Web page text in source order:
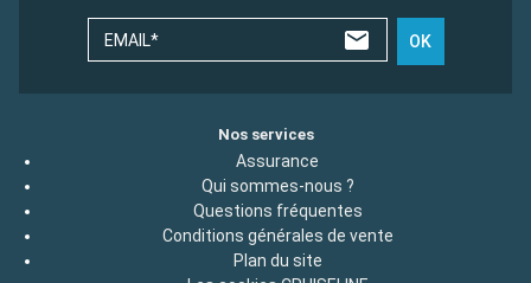
EMAIL* OK
Nos services
Assurance
Qui sommes-nous ?
Questions fréquentes
Conditions générales de vente
Plan du site